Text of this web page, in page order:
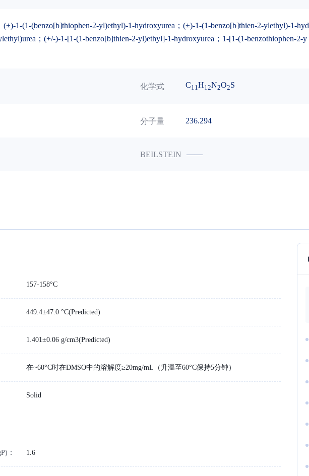
1-(1-(benzo[b]thiophen-2-yl)ethyl)-1-hydroxyurea；(±)-1-(1-benzo[b]thien-2-ylethyl)-1-hyd
；(+/-)-1-[1-(1-benzo[b]thien-2-yl)ethyl]-1-hydroxyurea；1-[1-(1-benzothiophen-2-y
化学式 C11H12N2O2S
分子量 236.294
BEILSTEIN ——
157-158°C
449.4±47.0 °C(Predicted)
1.401±0.06 g/cm3(Predicted)
在~60°C时在DMSO中的溶解度≥20mg/mL（升温至60°C保持5分钟）
Solid
： 1.6